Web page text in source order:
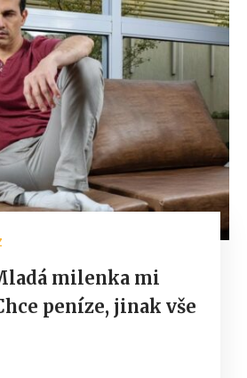
milenka mi
peníze, jinak vše